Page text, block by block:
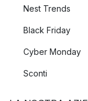
Nest Trends
Black Friday
Cyber Monday
Sconti